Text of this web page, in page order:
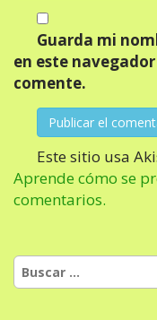
Guarda mi
en este
comente.
Este sitio usa
Aprende cómo se
comentarios.
Buscar: